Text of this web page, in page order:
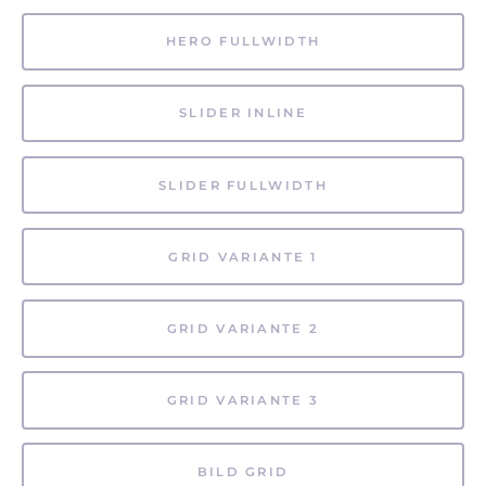
HERO FULLWIDTH
SLIDER INLINE
SLIDER FULLWIDTH
GRID VARIANTE 1
GRID VARIANTE 2
GRID VARIANTE 3
BILD GRID